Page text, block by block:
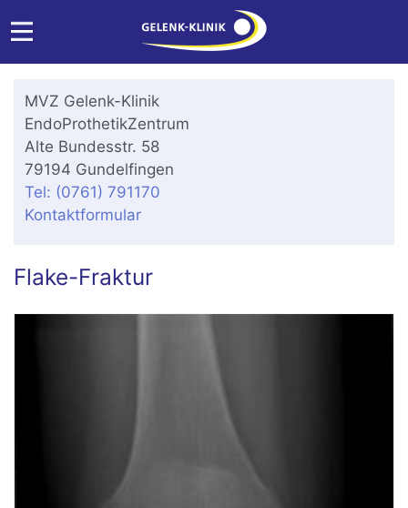
MVZ Gelenk-Klinik
EndoProthetikZentrum
Alte Bundesstr. 58
79194 Gundelfingen
Tel: (0761) 791170
Kontaktformular
Flake-Fraktur